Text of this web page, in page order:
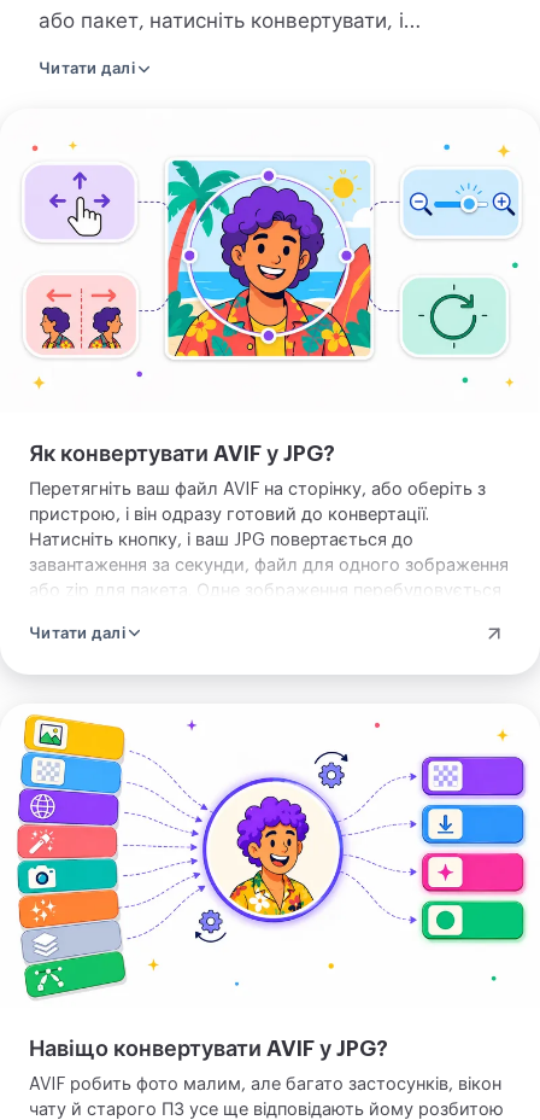
або пакет, натисніть конвертувати, і
застосунок. Одне зображення
конвертується прямо на сторінці, без
надсилання чогось, тоді як
конвертувати кілька разом
використовує наш сервер, і
посилання на завантаження зникає
приблизно за дві години. JPG не має
прозорості, тож будь-яка прозора
AVIF, і цілий пакет їх, і повертає JPG
або zip пакета. Нічого вчити й нічого
встановлювати. Перетягніть ваш AVIF
і конвертуйте.
Читати далі
Як конвертувати AVIF у JPG?
Перетягніть ваш файл AVIF на сторінку, або оберіть з
пристрою, і він одразу готовий до конвертації.
Натисніть кнопку, і ваш JPG повертається до
завантаження за секунди, файл для одного зображення
або zip для пакета. Одне зображення перебудовується
кілька разом використовує наш сервер. Нічого не
Читати далі
Завантажте
зображення
Навіщо конвертувати AVIF у JPG?
AVIF робить фото малим, але багато застосунків, вікон
чату й старого ПЗ усе ще відповідають йому розбитою